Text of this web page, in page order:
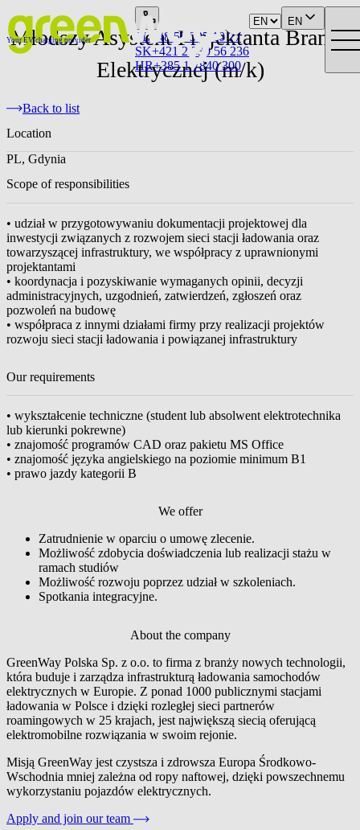
Your EV charging provider PL +48 58 325 10 77
SK+421 2 330 56 236
HR+385 1 7840 300
EN
Młodszy Asystent Projektanta Branży
Elektrycznej (m/k)
Back to list
Location
PL, Gdynia
Scope of responsibilities
• udział w przygotowywaniu dokumentacji projektowej dla
inwestycji związanych z rozwojem sieci stacji ładowania oraz
towarzyszącej infrastruktury, we współpracy z uprawnionymi
projektantami
• koordynacja i pozyskiwanie wymaganych opinii, decyzji
administracyjnych, uzgodnień, zatwierdzeń, zgłoszeń oraz
pozwoleń na budowę
• współpraca z innymi działami firmy przy realizacji projektów
rozwoju sieci stacji ładowania i powiązanej infrastruktury
Our requirements
• wykształcenie techniczne (student lub absolwent elektrotechnika
lub kierunki pokrewne)
• znajomość programów CAD oraz pakietu MS Office
• znajomość języka angielskiego na poziomie minimum B1
• prawo jazdy kategorii B
We offer
Zatrudnienie w oparciu o umowę zlecenie.
Możliwość zdobycia doświadczenia lub realizacji stażu w
ramach studiów
Możliwość rozwoju poprzez udział w szkoleniach.
Spotkania integracyjne.
About the company
GreenWay Polska Sp. z o.o. to firma z branży nowych technologii,
która buduje i zarządza infrastrukturą ładowania samochodów
elektrycznych w Europie. Z ponad 1000 publicznymi stacjami
ładowania w Polsce i dzięki rozległej sieci partnerów
roamingowych w 25 krajach, jest największą siecią oferującą
elektromobilne rozwiązania w swoim rejonie.
Misją GreenWay jest czystsza i zdrowsza Europa Środkowo-
Wschodnia mniej zależna od ropy naftowej, dzięki powszechnemu
wykorzystaniu pojazdów elektrycznych.
Apply and join our team